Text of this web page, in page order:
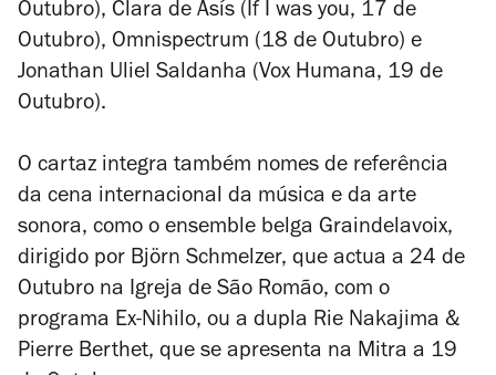
Outubro), Clara de Asís (If I was you, 17 de
Outubro), Omnispectrum (18 de Outubro) e
Jonathan Uliel Saldanha (Vox Humana, 19 de
Outubro).
O cartaz integra também nomes de referência
da cena internacional da música e da arte
sonora, como o ensemble belga Graindelavoix,
dirigido por Björn Schmelzer, que actua a 24 de
Outubro na Igreja de São Romão, com o
programa Ex-Nihilo, ou a dupla Rie Nakajima &
Pierre Berthet, que se apresenta na Mitra a 19